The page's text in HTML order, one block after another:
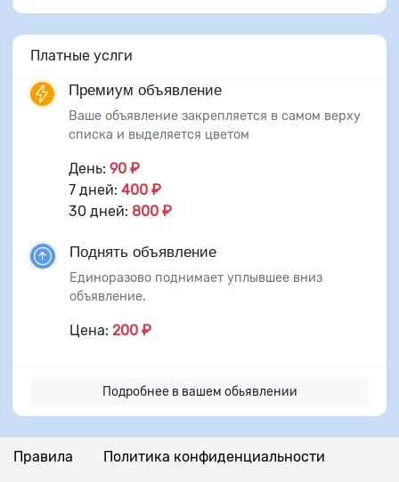
Платные услги
Премиум объявление
Ваше объявление закрепляется в самом верху
списка и выделяется цветом
День: 90 ₽
7 дней: 400 ₽
30 дней: 800 ₽
Поднять объявление
Единоразово поднимает уплывшее вниз
объявление.
Цена: 200 ₽
Подробнее в вашем обьявлении
Правила Политика конфиденциальности